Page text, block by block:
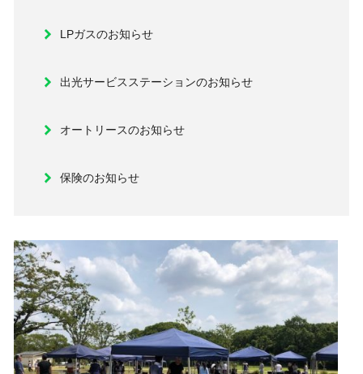
LPガスのお知らせ
出光サービスステーションのお知らせ
オートリースのお知らせ
保険のお知らせ